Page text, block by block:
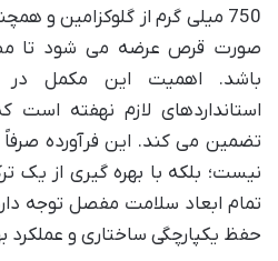
750 میلی گرم از گلوکزامین و
صورت قرص عرضه می شود تا
باشد. اهمیت این مکمل در
استانداردهای لازم نهفته است
تضمین می کند. این فرآورده
نیست؛ بلکه با بهره گیری از یک
تمام ابعاد سلامت مفصل توجه
حفظ یکپارچگی ساختاری و